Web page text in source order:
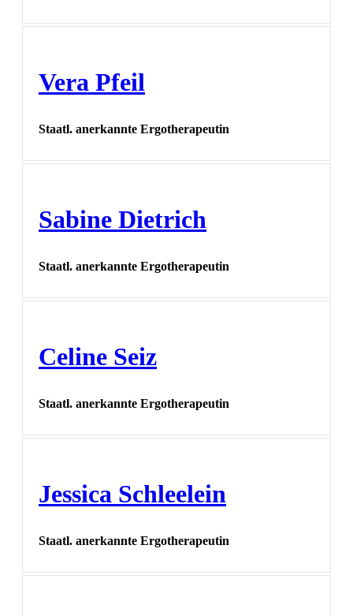
Vera Pfeil
Staatl. anerkannte Ergotherapeutin
Sabine Dietrich
Staatl. anerkannte Ergotherapeutin
Celine Seiz
Staatl. anerkannte Ergotherapeutin
Jessica Schleelein
Staatl. anerkannte Ergotherapeutin